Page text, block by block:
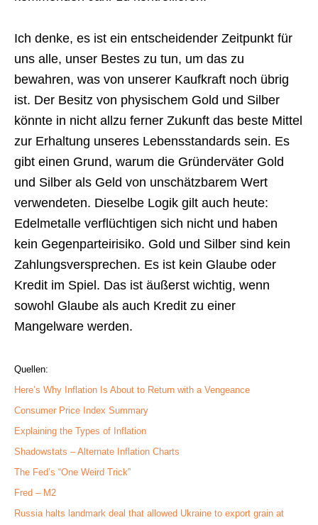
Ich denke, es ist ein entscheidender Zeitpunkt für
uns alle, unser Bestes zu tun, um das zu
bewahren, was von unserer Kaufkraft noch übrig
ist. Der Besitz von physischem Gold und Silber
könnte in nicht allzu ferner Zukunft das beste Mittel
zur Erhaltung unseres Lebensstandards sein. Es
gibt einen Grund, warum die Gründerväter Gold
und Silber als Geld von unschätzbarem Wert
verwendeten. Dieselbe Logik gilt auch heute:
Edelmetalle verflüchtigen sich nicht und haben
kein Gegenparteirisiko. Gold und Silber sind kein
Zahlungsversprechen. Es ist kein Glaube oder
Kredit im Spiel. Das ist äußerst wichtig, wenn
sowohl Glaube als auch Kredit zu einer
Mangelware werden.
Quellen:
Here’s Why Inflation Is About to Return with a Vengeance
Consumer Price Index Summary
Explaining the Types of Inflation
Shadowstats – Alternate Inflation Charts
The Fed’s “One Weird Trick”
Fred – M2
Russia halts landmark deal that allowed Ukraine to export grain at